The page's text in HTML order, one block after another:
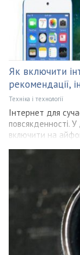
Як включити
рекомендації,
Техніка і технології
Інтернет для
повсякденності.
включити на